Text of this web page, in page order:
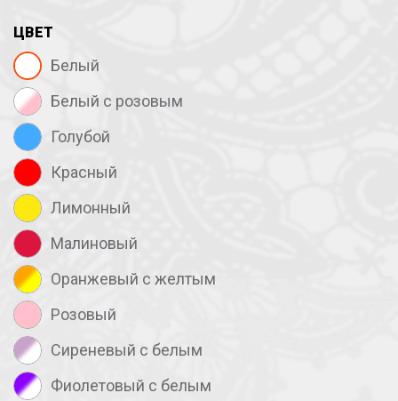
ЦВЕТ
Белый
Белый с розовым
Голубой
Красный
Лимонный
Малиновый
Оранжевый с желтым
Розовый
Сиреневый с белым
Фиолетовый с белым